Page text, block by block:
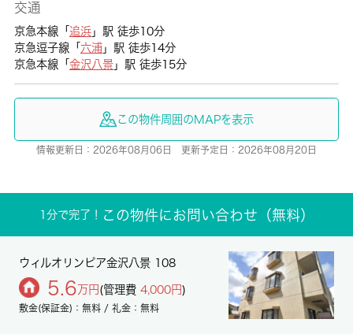
交通
京急本線「 追浜」駅 徒歩10分
京急逗子線「 六浦」駅 徒歩14分
京急本線「 金沢八景」駅 徒歩15分
この物件周囲のMAPを表示
情報更新日：2026年08月06日 更新予定日：2026年08月20日
1分で完了！ この物件にお問い合わせ（無料）
ウィルオリンピア金沢八景 108
5.6 万円 (管理費 4,000円)
敷金(保証金)：無料 / 礼金：無料